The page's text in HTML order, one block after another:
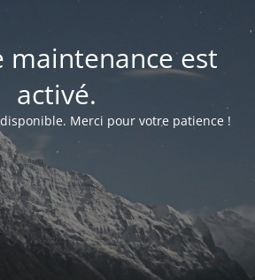
maintenance est
activé.
Merci pour votre patience !